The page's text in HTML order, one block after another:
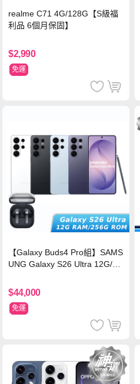
realme C71 4G/128G【S級福
利品 6個月保固】
$2,990
免運
【Galaxy Buds4 Pro組】SAMS
UNG Galaxy S26 Ultra 12G/25
$44,000
免運